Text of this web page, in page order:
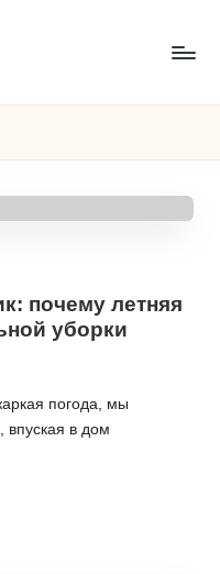
почему летняя
уборки
погода, мы
впуская в дом